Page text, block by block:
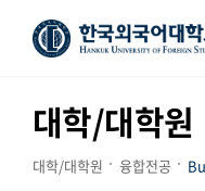
대학/대학원
대학/대학원 융합전공